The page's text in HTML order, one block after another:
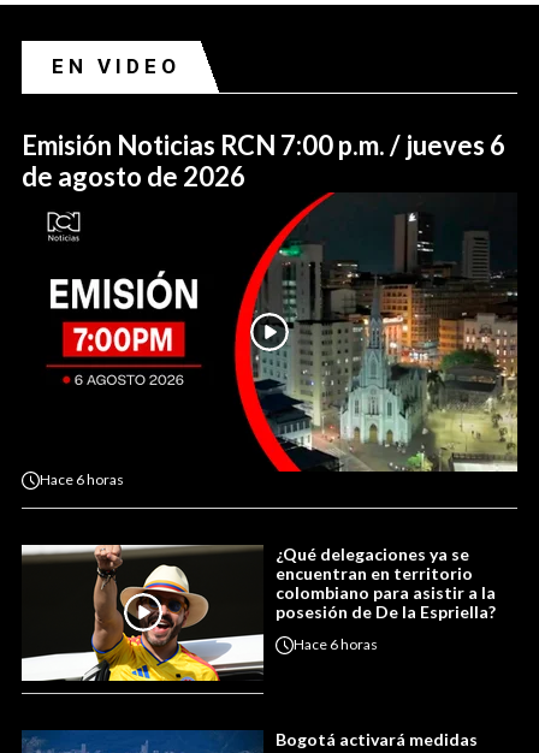
EN VIDEO
Emisión Noticias RCN 7:00 p.m. / jueves 6
de agosto de 2026
Hace 6 horas
¿Qué delegaciones ya se
encuentran en territorio
colombiano para asistir a la
posesión de De la Espriella?
Hace 6 horas
Bogotá activará medidas